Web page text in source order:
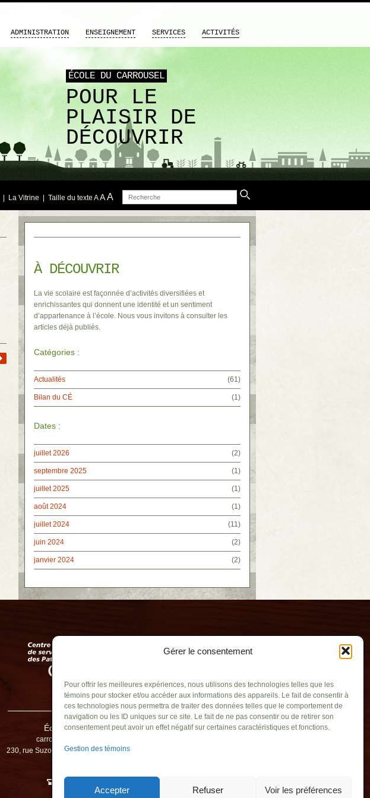
Gérer le consentement
Pour offrir les meilleures expériences, nous utilisons des technologies telles que les
témoins pour stocker et/ou accéder aux informations des appareils. Le fait de consentir à
ces technologies nous permettra de traiter des données telles que le comportement de
navigation ou les ID uniques sur ce site. Le fait de ne pas consentir ou de retirer son
consentement peut avoir un effet négatif sur certaines caractéristiques et fonctions.
Gestion des témoins
Accepter Refuser Voir les préférences
ÉCOLE DU CARROUSEL
POUR LE
PLAISIR DE
DÉCOUVRIR
ADMINISTRATION ENSEIGNEMENT SERVICES ACTIVITÉS
La Vitrine | Taille du texte A AA Recherche
À DÉCOUVRIR
La vie scolaire est façonnée d’activités diversifiées et
enrichissantes qui donnent une identité et un sentiment
d’appartenance à l’école. Nous vous invitons à consulter les
articles déjà publiés.
Catégories :
Actualités (61)
Bilan du CÉ (1)
Dates :
juillet 2026 (2)
septembre 2025 (1)
juillet 2025 (1)
août 2024 (1)
juillet 2024 (11)
juin 2024 (2)
janvier 2024 (2)
École Du Carrousel
carrousel@cssp.gouv.qc.ca
230, rue Suzor-Côté, Varennes (Québec), J3X
450 645-2351